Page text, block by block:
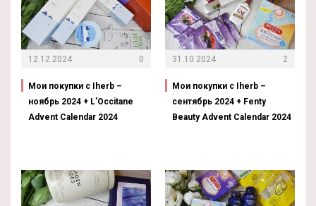
12.12.2024 0
Мои покупки с Iherb –
ноябрь 2024 + L’Occitane
Advent Calendar 2024
31.10.2024 2
Мои покупки с Iherb –
сентябрь 2024 + Fenty
Beauty Advent Calendar 2024